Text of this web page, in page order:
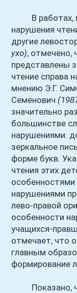
В работах,
нарушения
другие
ухо), отмечено,
представлены
чтение справа
мнению Э.Г.
Семенович
значительно
большинстве
нарушениями:
зеркальное
форме букв.
чтения этих
особенностями
нарушениями
лево-правой
особенности
учащихся-
отмечает, что
главным
формирование
Показано,